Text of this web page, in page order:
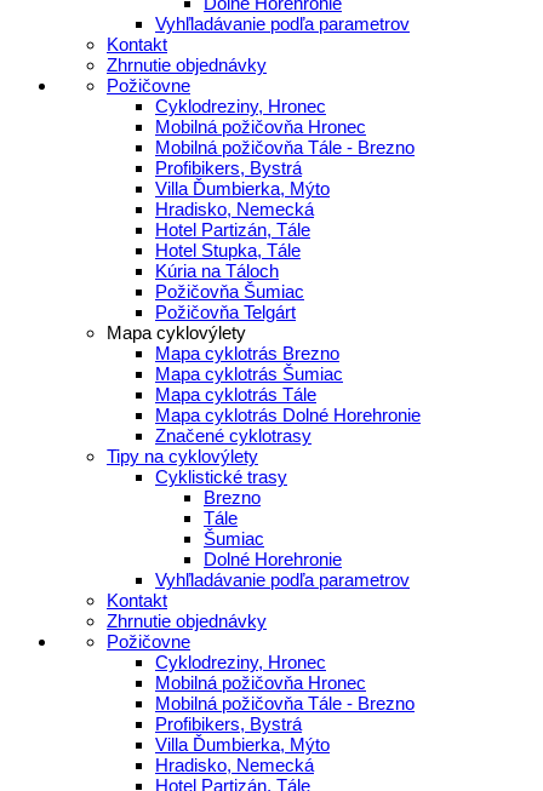
Vyhľladávanie podľa parametrov
Kontakt
Zhrnutie objednávky
Požičovne
Cyklodreziny, Hronec
Mobilná požičovňa Hronec
Mobilná požičovňa Tále - Brezno
Profibikers, Bystrá
Villa Ďumbierka, Mýto
Hradisko, Nemecká
Hotel Partizán, Tále
Hotel Stupka, Tále
Kúria na Táloch
Požičovňa Šumiac
Požičovňa Telgárt
Mapa cyklovýlety
Mapa cyklotrás Brezno
Mapa cyklotrás Šumiac
Mapa cyklotrás Tále
Mapa cyklotrás Dolné Horehronie
Značené cyklotrasy
Tipy na cyklovýlety
Cyklistické trasy
Brezno
Tále
Šumiac
Dolné Horehronie
Vyhľladávanie podľa parametrov
Kontakt
Zhrnutie objednávky
Požičovne
Cyklodreziny, Hronec
Mobilná požičovňa Hronec
Mobilná požičovňa Tále - Brezno
Profibikers, Bystrá
Villa Ďumbierka, Mýto
Hradisko, Nemecká
Hotel Partizán, Tále